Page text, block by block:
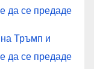
да се предаде
Тръмп и
да се предаде